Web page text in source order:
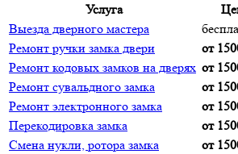
Услуга
Выезда дверного мастера
Ремонт ручки замка двери
от
Ремонт кодовых замков на дверях от
Ремонт сувальдного замка
от
Ремонт электронного замка
от
Перекодировка замка
от
Смена нукли, ротора замка
от